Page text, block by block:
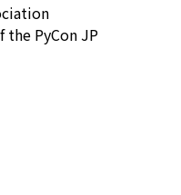
the PyCon JP